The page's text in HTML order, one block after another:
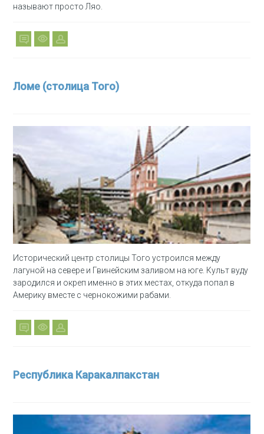
называют просто Ляо.
Ломе (столица Того)
Исторический центр столицы Того устроился между
лагуной на севере и Гвинейским заливом на юге. Культ вуду
зародился и окреп именно в этих местах, откуда попал в
Америку вместе с чернокожими рабами.
Республика Каракалпакстан